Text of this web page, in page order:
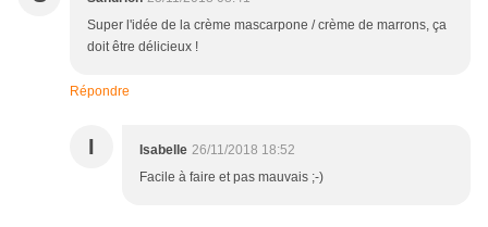
Super l'idée de la crème mascarpone / crème de marrons, ça
doit être délicieux !
Répondre
I Isabelle 26/11/2018 18:52
Facile à faire et pas mauvais ;-)